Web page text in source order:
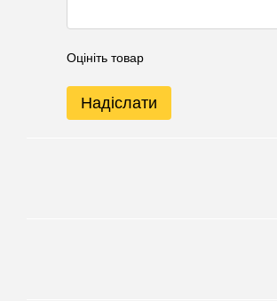
Оцініть товар
Надіслати